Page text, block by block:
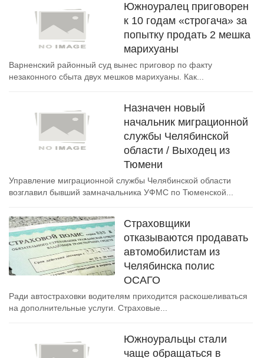
Южноуралец приговорен
к 10 годам «строгача» за
попытку продать 2 мешка
марихуаны
Варненский районный суд вынес приговор по факту
незаконного сбыта двух мешков марихуаны. Как...
Назначен новый
начальник миграционной
службы Челябинской
области / Выходец из
Тюмени
Управление миграционной службы Челябинской области
возглавил бывший замначальника УФМС по Тюменской...
Страховщики
отказываются продавать
автомобилистам из
Челябинска полис
ОСАГО
Ради автостраховки водителям приходится раскошеливаться
на дополнительные услуги. Страховые...
Южноуральцы стали
чаще обращаться в